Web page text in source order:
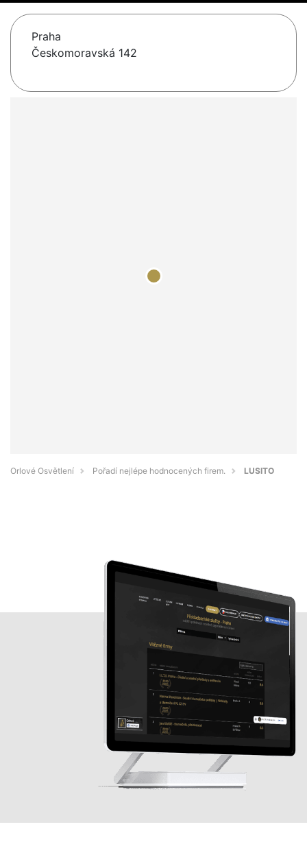
Praha
Českomoravská 142
Orlové Osvětlení Pořadí nejlépe hodnocených firem. LUSITO